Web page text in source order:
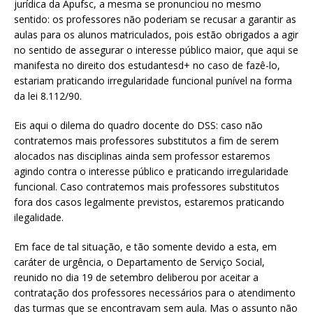
jurídica da Apufsc, a mesma se pronunciou no mesmo
sentido: os professores não poderiam se recusar a garantir as
aulas para os alunos matriculados, pois estão obrigados a agir
no sentido de assegurar o interesse público maior, que aqui se
manifesta no direito dos estudantesd+ no caso de fazê-lo,
estariam praticando irregularidade funcional punível na forma
da lei 8.112/90.
Eis aqui o dilema do quadro docente do DSS: caso não
contratemos mais professores substitutos a fim de serem
alocados nas disciplinas ainda sem professor estaremos
agindo contra o interesse público e praticando irregularidade
funcional. Caso contratemos mais professores substitutos
fora dos casos legalmente previstos, estaremos praticando
ilegalidade.
Em face de tal situação, e tão somente devido a esta, em
caráter de urgência, o Departamento de Serviço Social,
reunido no dia 19 de setembro deliberou por aceitar a
contratação dos professores necessários para o atendimento
das turmas que se encontravam sem aula. Mas o assunto não